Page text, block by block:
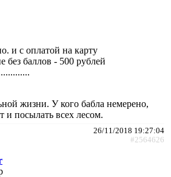
и с оплатой на карту
без баллов - 500 рублей
жизни. У кого бабла немерено,
и посылать всех лесом.
26/11/2018 19:27:04
#2564626